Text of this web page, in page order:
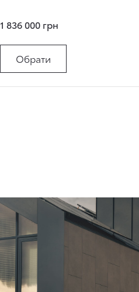
1 836 000 грн
Обрати